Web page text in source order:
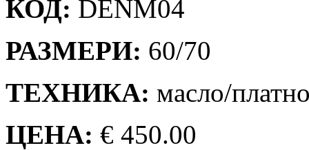
КОД: DENМ04
РАЗМЕРИ: 60/70
ТЕХНИКА: масло/
ЦЕНА: € 450.00